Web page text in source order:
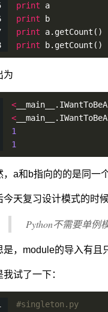
print a
print b
print a. getCount ()
print b. getCount ()
为
<
<
1
1
，a和b指向的的是同一
今天复习设计模式的时
Python不需要单例
是，module的导入有且
我试了一下：
#singleton.py